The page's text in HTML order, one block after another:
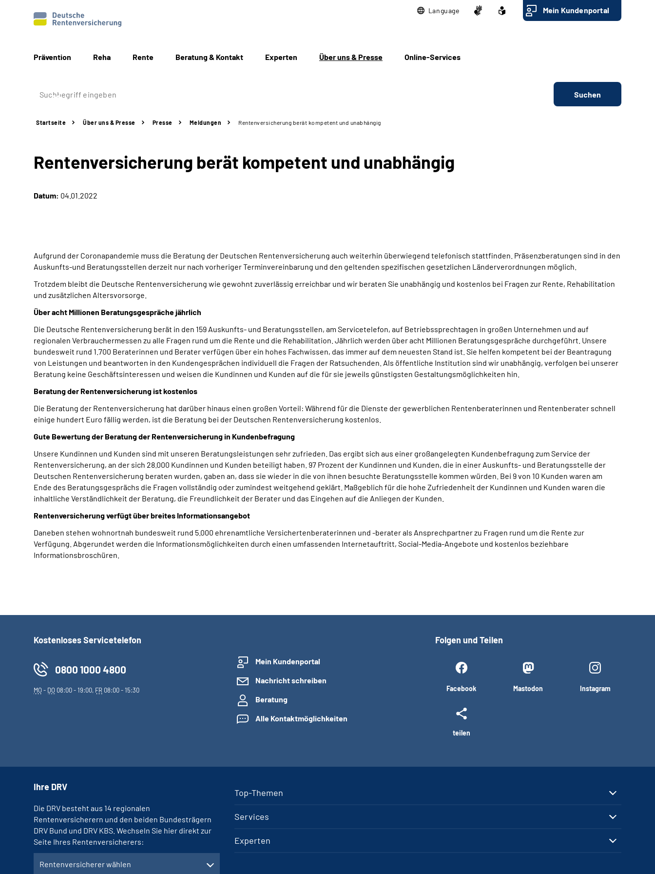
Language Mein Kundenportal
Prävention Reha Rente Beratung & Kontakt Experten Über uns & Presse Online-Services
Suchen
Startseite Über uns & Presse Presse Meldungen Rentenversicherung berät kompetent und unabhängig
Rentenversicherung berät kompetent und unabhängig
Datum: 04.01.2022
Aufgrund der Coronapandemie muss die Beratung der Deutschen Rentenversicherung auch weiterhin überwiegend telefonisch stattfinden. Präsenzberatungen sind in den
Auskunfts-und Beratungsstellen derzeit nur nach vorheriger Terminvereinbarung und den geltenden spezifischen gesetzlichen Länderverordnungen möglich.
Trotzdem bleibt die Deutsche Rentenversicherung wie gewohnt zuverlässig erreichbar und wir beraten Sie unabhängig und kostenlos bei Fragen zur Rente, Rehabilitation
und zusätzlichen Altersvorsorge.
Über acht Millionen Beratungsgespräche jährlich
Die Deutsche Rentenversicherung berät in den 159 Auskunfts- und Beratungsstellen, am Servicetelefon, auf Betriebssprechtagen in großen Unternehmen und auf
regionalen Verbrauchermessen zu alle Fragen rund um die Rente und die Rehabilitation. Jährlich werden über acht Millionen Beratungsgespräche durchgeführt. Unsere
bundesweit rund 1.700 Beraterinnen und Berater verfügen über ein hohes Fachwissen, das immer auf dem neuesten Stand ist. Sie helfen kompetent bei der Beantragung
von Leistungen und beantworten in den Kundengesprächen individuell die Fragen der Ratsuchenden. Als öffentliche Institution sind wir unabhängig, verfolgen bei unserer
Beratung keine Geschäftsinteressen und weisen die Kundinnen und Kunden auf die für sie jeweils günstigsten Gestaltungsmöglichkeiten hin.
Beratung der Rentenversicherung ist kostenlos
Die Beratung der Rentenversicherung hat darüber hinaus einen großen Vorteil: Während für die Dienste der gewerblichen Rentenberaterinnen und Rentenberater schnell
einige hundert Euro fällig werden, ist die Beratung bei der Deutschen Rentenversicherung kostenlos.
Gute Bewertung der Beratung der Rentenversicherung in Kundenbefragung
Unsere Kundinnen und Kunden sind mit unseren Beratungsleistungen sehr zufrieden. Das ergibt sich aus einer großangelegten Kundenbefragung zum Service der
Rentenversicherung, an der sich 28.000 Kundinnen und Kunden beteiligt haben. 97 Prozent der Kundinnen und Kunden, die in einer Auskunfts- und Beratungsstelle der
Deutschen Rentenversicherung beraten wurden, gaben an, dass sie wieder in die von ihnen besuchte Beratungsstelle kommen würden. Bei 9 von 10 Kunden waren am
Ende des Beratungsgesprächs die Fragen vollständig oder zumindest weitgehend geklärt. Maßgeblich für die hohe Zufriedenheit der Kundinnen und Kunden waren die
inhaltliche Verständlichkeit der Beratung, die Freundlichkeit der Berater und das Eingehen auf die Anliegen der Kunden.
Rentenversicherung verfügt über breites Informationsangebot
Daneben stehen wohnortnah bundesweit rund 5.000 ehrenamtliche Versichertenberaterinnen und -berater als Ansprechpartner zu Fragen rund um die Rente zur
Verfügung. Abgerundet werden die Informationsmöglichkeiten durch einen umfassenden Internetauftritt, Social-Media-Angebote und kostenlos beziehbare
Informationsbroschüren.
Kostenloses Servicetelefon
0800 1000 4800
MO- DO 08:00 - 19:00, FR 08:00 - 15:30
Mein Kundenportal
Nachricht schreiben
Beratung
Alle Kontaktmöglichkeiten
Folgen und Teilen
Facebook Mastodon Instagram
teilen
Top-Themen
Services
Experten
Ihre DRV
Die DRV besteht aus 14 regionalen
Rentenversicherern und den beiden Bundesträgern
DRV Bund und DRV KBS. Wechseln Sie hier direkt zur
Seite Ihres Rentenversicherers:
Rentenversicherer wählen